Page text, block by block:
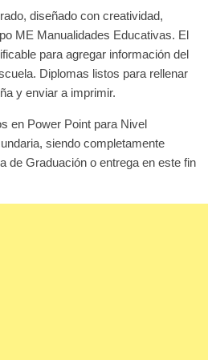
diseñado con creatividad,
ME Manualidades Educativas. El
para agregar información del
Diplomas listos para rellenar
y enviar a imprimir.
en Power Point para Nivel
siendo completamente
de Graduación o entrega en este fin